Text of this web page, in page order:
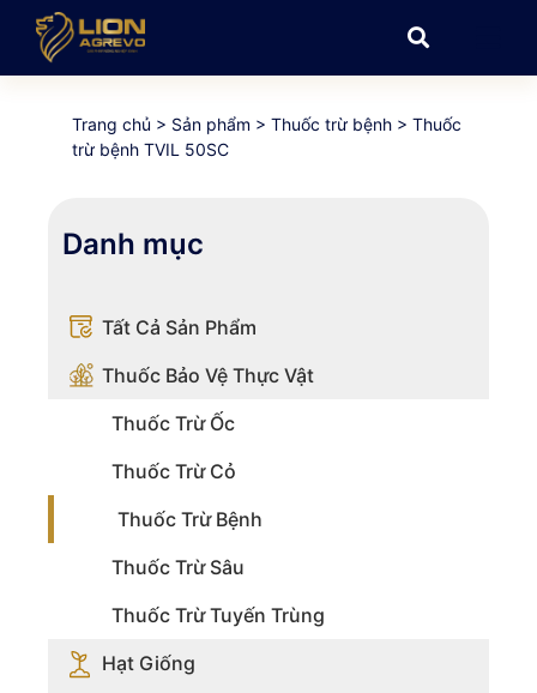
Trang chủ > Sản phẩm > Thuốc trừ bệnh > Thuốc
trừ bệnh TVIL 50SC
Danh mục
Tất Cả Sản Phẩm
Thuốc Bảo Vệ Thực Vật
Thuốc Trừ Ốc
Thuốc Trừ Cỏ
Thuốc Trừ Bệnh
Thuốc Trừ Sâu
Thuốc Trừ Tuyến Trùng
Hạt Giống